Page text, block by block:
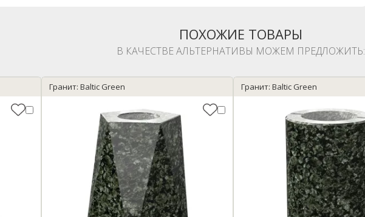
ПОХОЖИЕ ТОВАРЫ
В КАЧЕСТВЕ АЛЬТЕРНАТИВЫ МОЖЕМ ПРЕДЛОЖИТЬ:
Гранит: Baltic Green Гранит: Baltic Green